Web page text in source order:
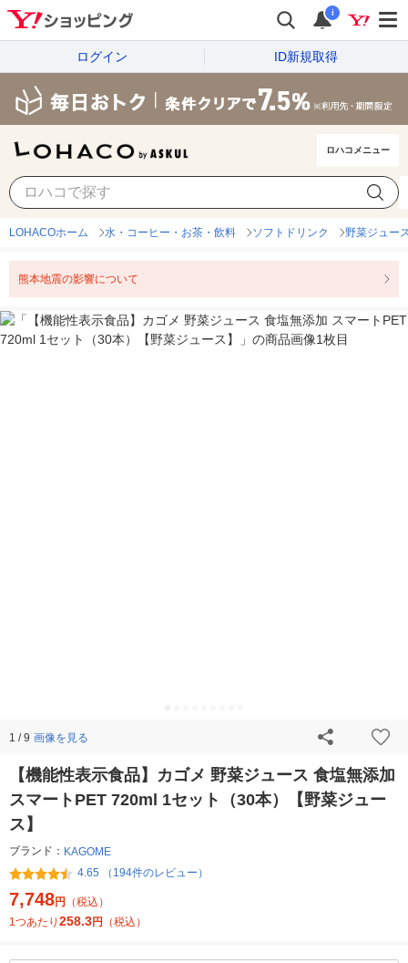
i
ログイン ID新規取得
ロハコメニュー
LOHACOホーム 水・コーヒー・お茶・飲料 ソフトドリンク 野菜ジュー
熊本地震の影響について
1 / 9 画像を見る
【機能性表示食品】カゴメ 野菜ジュース 食塩無添加
スマートPET 720ml 1セット（30本）【野菜ジュー
ス】
ブランド： KAGOME
4.65 （194件のレビュー）
7,748円
（税込）
1つあたり 258.3円 （税込）